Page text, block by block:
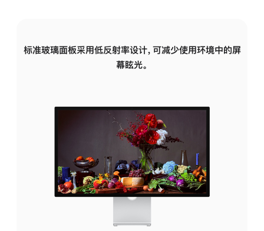
标准玻璃面板采用低反射率设计，可减少使用环境中的屏
幕眩光。